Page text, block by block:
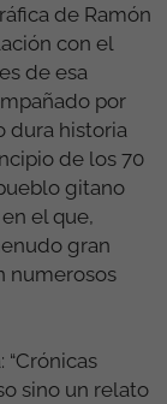
de Ramón
con el
de esa
por
dura historia
de los 70
gitano
el que,
gran
numerosos
“Crónicas
sino un relato